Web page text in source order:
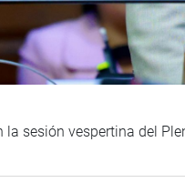
sesión vespertina del